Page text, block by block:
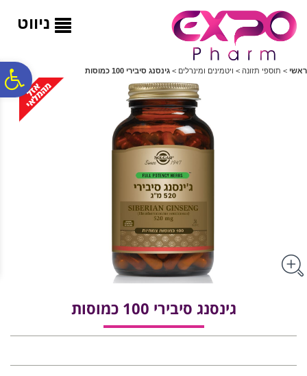
ניווט
ראשי > תוספי תזונה > ויטמינים ומינרלים > גינסנג סיבירי 100 כמוסות
גינסנג סיבירי 100 כמוסות